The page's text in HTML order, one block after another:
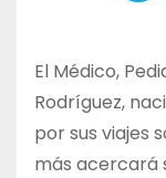
El Médico,
Rodríguez,
por sus viajes
más acercará